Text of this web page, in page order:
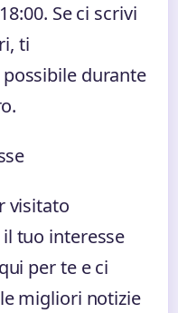
Se ci scrivi
ti
durante
visitato
tuo interesse
per te e ci
migliori notizie